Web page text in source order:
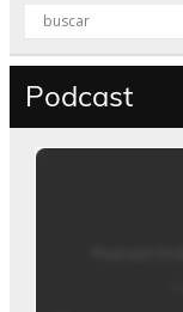
Podcast